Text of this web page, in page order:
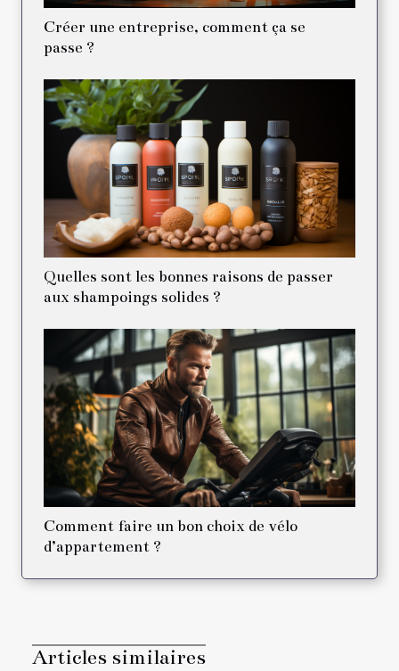
Créer une entreprise, comment ça se
passe ?
Quelles sont les bonnes raisons de passer
aux shampoings solides ?
Comment faire un bon choix de vélo
d’appartement ?
Articles similaires